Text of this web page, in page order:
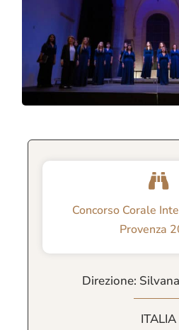
Concorso Corale
Provenza
Direzione:
ITALIA